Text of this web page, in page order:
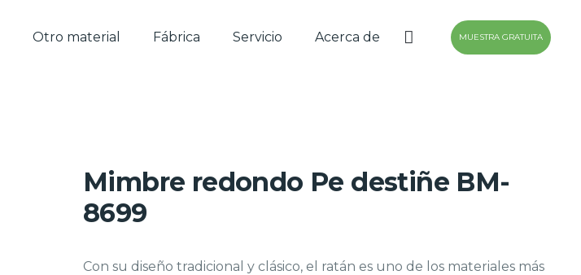
Otro material Fábrica Servicio Acerca de MUESTRA GRATUITA
Mimbre redondo Pe destiñe BM-
8699
Con su diseño tradicional y clásico, el ratán es uno de los materiales más